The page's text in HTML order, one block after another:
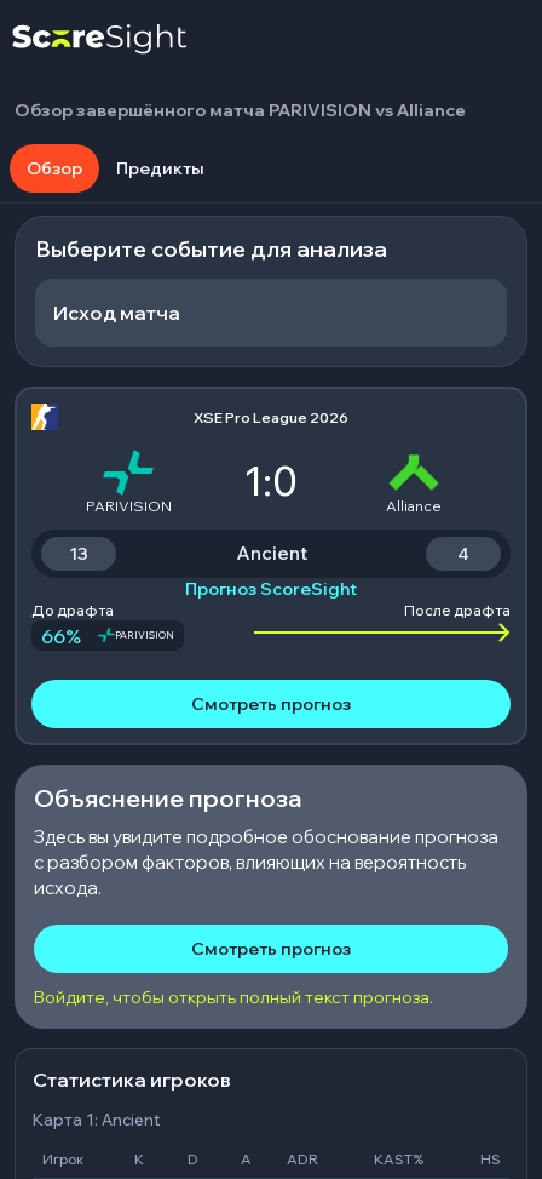
Обзор завершённого матча PARIVISION vs Alliance
Обзор Предикты
Выберите событие для анализа
Исход матча
XSE Pro League 2026
PARIVISION
1:0
Alliance
13 Ancient
4
Прогноз ScoreSight
До драфта После драфта
66% PARIVISION
Смотреть прогноз
Объяснение прогноза
Здесь вы увидите подробное обоснование прогноза
с разбором факторов, влияющих на вероятность
исхода.
Смотреть прогноз
Войдите, чтобы открыть полный текст прогноза.
Статистика игроков
Карта 1: Ancient
Игрок K D A ADR KAST% HS